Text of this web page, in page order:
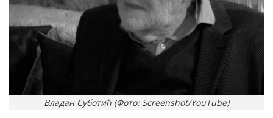
Владан Суботић (Фото: Screenshot/YouTube)